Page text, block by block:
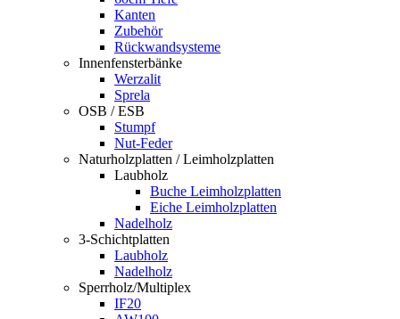
Kanten
Zubehör
Rückwandsysteme
Innenfensterbänke
Werzalit
Sprela
OSB / ESB
Stumpf
Nut-Feder
Naturholzplatten / Leimholzplatten
Laubholz
Buche Leimholzplatten
Eiche Leimholzplatten
Nadelholz
3-Schichtplatten
Laubholz
Nadelholz
Sperrholz/Multiplex
IF20